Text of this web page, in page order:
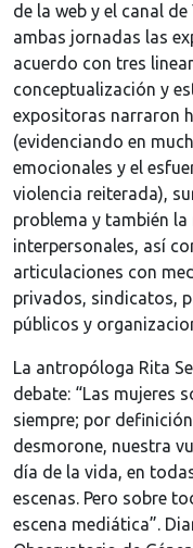
de la web y el canal
ambas jornadas las
acuerdo con tres
conceptualización y
expositoras narraron
(evidenciando en
emocionales y el
violencia reiterada),
problema y también
interpersonales, así
articulaciones con
privados, sindicatos,
públicos y
La antropóloga Rita
debate: “Las mujeres
siempre; por
desmorone, nuestra
día de la vida, en
escenas. Pero sobre
escena mediática”.